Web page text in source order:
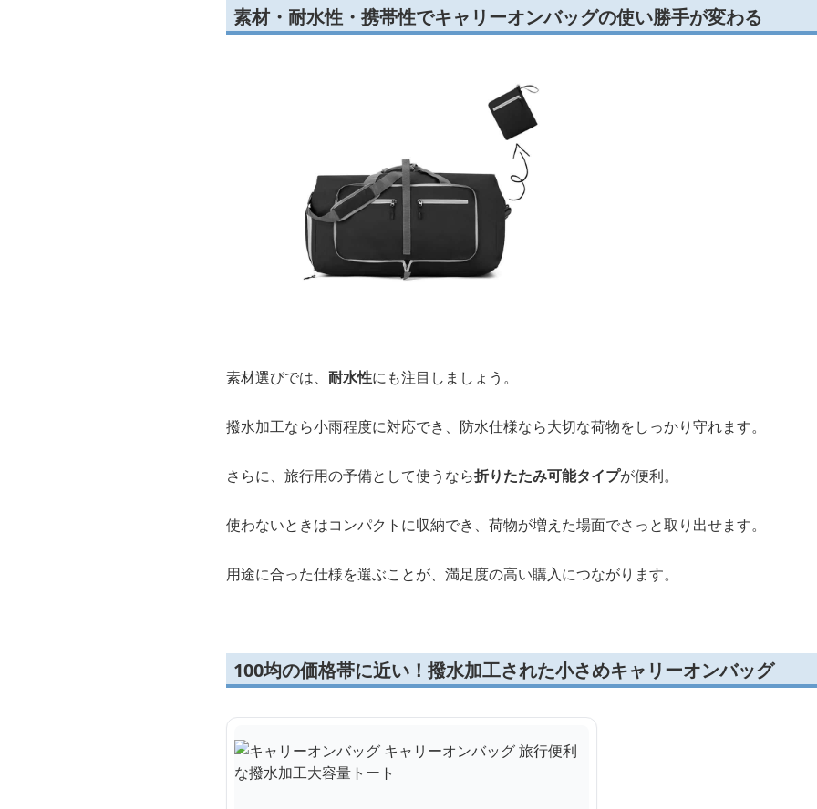
また、スーツケースにしっかり固定できるかも重要。
スリーブ幅が適切で、位置が底面に近いほど走行中の
素材・耐水性・携帯性でキャリーオンバッグの使い勝手が変わる
素材選びでは、耐水性にも注目しましょう。
さらに、旅行用の予備として使うなら折りたたみ可能タイプが便利。
用途に合った仕様を選ぶことが、満足度の高い購入につながります。